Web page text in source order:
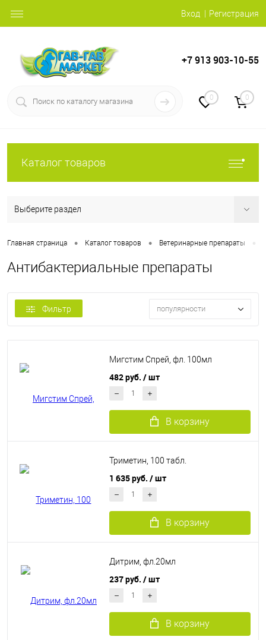
Вход Регистрация
+7 913 903-10-55
0 0
Каталог товаров
Выберите раздел
Главная страница • Каталог товаров • Ветеринарные препараты •
Антибактериальные препараты
Фильтр популярности
Мигстим Спрей, фл. 100мл
482 руб. / шт
В корзину
Триметин, 100 табл.
1 635 руб. / шт
В корзину
Дитрим, фл.20мл
237 руб. / шт
В корзину